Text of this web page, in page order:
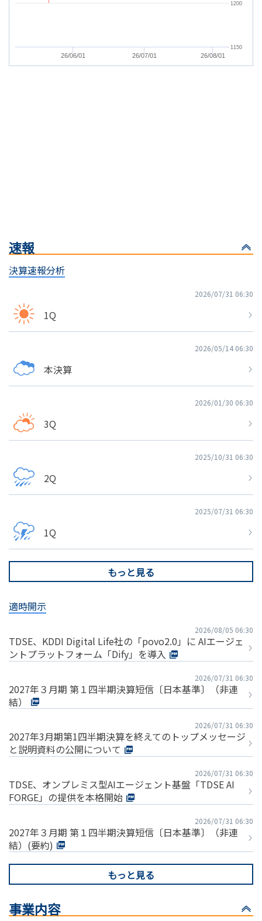
26/06/01 26/07/01 26/08/01
1150
1200
速報
決算速報分析
2026/07/31 06:30
1Q
2026/05/14 06:30
本決算
2026/01/30 06:30
3Q
2025/10/31 06:30
2Q
2025/07/31 06:30
1Q
もっと見る
適時開示
2026/08/05 06:30
TDSE、KDDI Digital Life社の「povo2.0」に AIエージェ
ントプラットフォーム「Dify」を導入
2026/07/31 06:30
2027年３月期 第１四半期決算短信〔日本基準〕（非連
結）
2026/07/31 06:30
2027年3月期第1四半期決算を終えてのトップメッセージ
と説明資料の公開について
2026/07/31 06:30
TDSE、オンプレミス型AIエージェント基盤「TDSE AI
FORGE」の提供を本格開始
2026/07/31 06:30
2027年３月期 第１四半期決算短信〔日本基準〕（非連
結）(要約)
もっと見る
事業内容